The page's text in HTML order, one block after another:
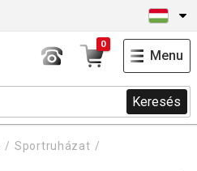
Keresés
0
Menu
Sportruházat